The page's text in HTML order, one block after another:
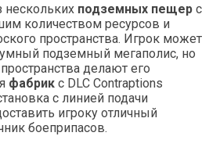
нескольких подземных пещер с
количеством ресурсов и
пространства. Игрок может
подземный мегаполис, но
делают его
фабрик с DLC Contraptions
с линией подачи
игроку отличный
боеприпасов.